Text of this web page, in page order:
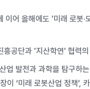
어 올해에도 '미래 로봇
공단과 '지산학연' 협력
업 발전과 과학을 탐구하
이 ‘미래 로봇산업 정책’,